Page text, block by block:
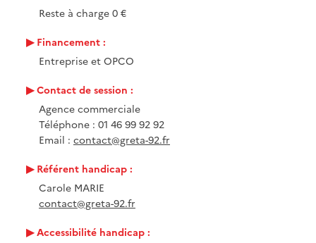
Reste à charge 0 €
Financement :
Entreprise et OPCO
Contact de session :
Agence commerciale
Téléphone : 01 46 99 92 92
Email : contact@greta-92.fr
Référent handicap :
Carole MARIE
contact@greta-92.fr
Accessibilité handicap :